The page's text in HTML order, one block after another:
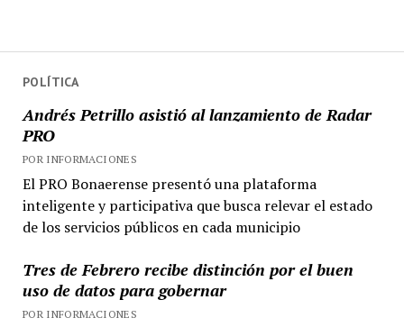
POLÍTICA
Andrés Petrillo asistió al lanzamiento de Radar
PRO
POR INFORMACIONES
El PRO Bonaerense presentó una plataforma
inteligente y participativa que busca relevar el estado
de los servicios públicos en cada municipio
Tres de Febrero recibe distinción por el buen
uso de datos para gobernar
POR INFORMACIONES